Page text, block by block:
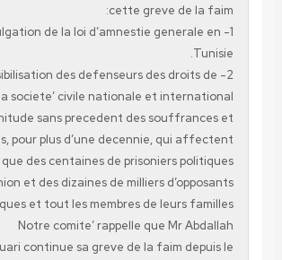
cette greve de la faim:
de la loi d’amnestie generale en
Tunisie.
des defenseurs des droits de
societe’ civile nationale et international
sans precedent des souffrances et
pour plus d’une decennie, qui affectent
des centaines de prisoniers politiques
et des dizaines de milliers d’opposants
et tout les membres de leurs familles.
Notre comite’ rappelle que Mr Abdallah
continue sa greve de la faim depuis le